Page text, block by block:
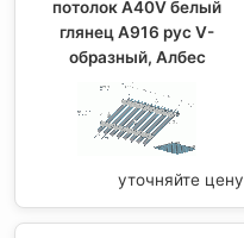
потолок A40V белый
глянец A916 рус V-
образный, Албес
уточняйте цену